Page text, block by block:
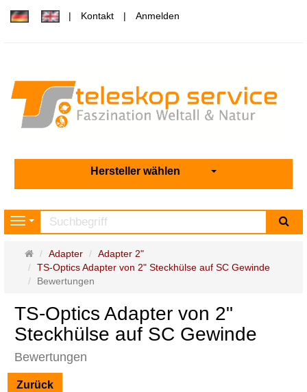
Kontakt Anmelden
Hersteller wählen
Navigation
Startseite
Adapter
Adapter 2"
TS-Optics Adapter von 2" Steckhülse auf SC Gewinde
Bewertungen
TS-Optics Adapter von 2"
Steckhülse auf SC Gewinde
Bewertungen
Zurück